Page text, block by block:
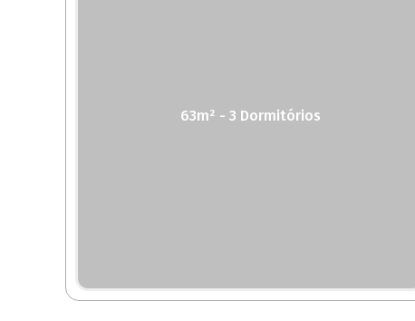
63m² - 3 Dormitórios